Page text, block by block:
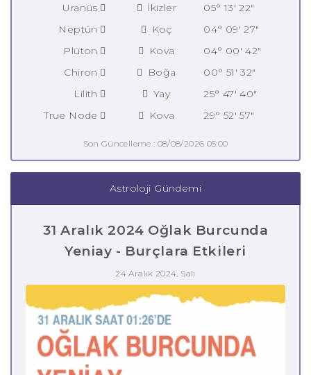
Uranüs
İkizler
05° 13' 22"
Neptün
Koç
04° 09' 27"
Plüton
Kova
04° 00' 42"
Chiron
Boğa
00° 51' 32"
Lilith
Yay
25° 47' 40"
True Node
Kova 29° 52' 57"
Son Güncelleme : 08/08/2026 05:00
Astroloji Gündemi
31 Aralık 2024 Oğlak Burcunda
Yeniay - Burçlara Etkileri
24 Aralık 2024, Salı